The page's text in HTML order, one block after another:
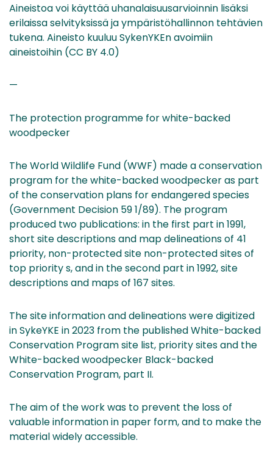
Aineistoa voi käyttää uhanalaisuusarvioinnin lisäksi
erilaissa selvityksissä ja ympäristöhallinnon tehtävien
tukena. Aineisto kuuluu SykenYKEn avoimiin
aineistoihin (CC BY 4.0)
—
The protection programme for white-backed
woodpecker
The World Wildlife Fund (WWF) made a conservation
program for the white-backed woodpecker as part
of the conservation plans for endangered species
(Government Decision 59 1/89). The program
produced two publications: in the first part in 1991,
short site descriptions and map delineations of 41
priority, non-protected site non-protected sites of
top priority s, and in the second part in 1992, site
descriptions and maps of 167 sites.
The site information and delineations were digitized
in SykeYKE in 2023 from the published White-backed
Conservation Program site list, priority sites and the
White-backed woodpecker Black-backed
Conservation Program, part II.
The aim of the work was to prevent the loss of
valuable information in paper form, and to make the
material widely accessible.